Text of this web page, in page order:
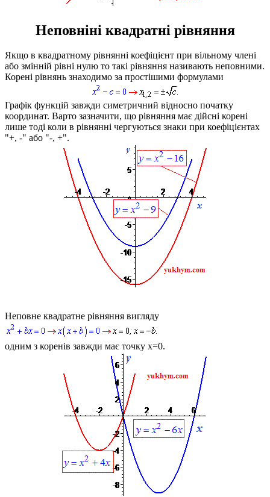
Неповніні квадратні рівняння
Якщо в квадратному рівнянні коефіцієнт при вільному члені
або змінній рівні нулю то такі рівняння називають неповними.
Корені рівнянь знаходимо за простішими формулами
Графік функцій завжди симетричний відносно початку
координат. Варто зазначити, що рівняння має дійсні корені
лише тоді коли в рівнянні чергуються знаки при коефіцієнтах
"+, -" або "-, +".
Неповне квадратне рівняння вигляду
одним з коренів завжди має точку x=0.